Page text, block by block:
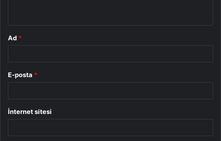
Ad *
E-posta *
İnternet sitesi